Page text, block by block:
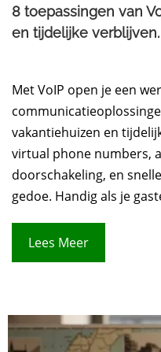
8 toepassingen van
en tijdelijke verblijven.
Met VoIP open je een
vakantiehuizen en
virtual phone numbers,
doorschakeling, en
gedoe. Handig als je
Lees Meer